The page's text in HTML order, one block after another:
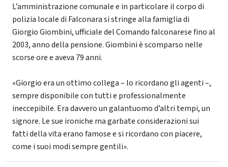
L’amministrazione comunale e in particolare il corpo di
polizia locale di Falconara si stringe alla famiglia di
Giorgio Giombini, ufficiale del Comando falconarese fino al
2003, anno della pensione. Giombini è scomparso nelle
scorse ore e aveva 79 anni.
«Giorgio era un ottimo collega – lo ricordano gli agenti –,
sempre disponibile con tutti e professionalmente
ineccepibile. Era davvero un galantuomo d’altri tempi, un
signore. Le sue ironiche ma garbate considerazioni sui
fatti della vita erano famose e si ricordano con piacere,
come i suoi modi sempre gentili».